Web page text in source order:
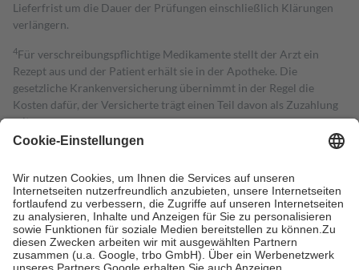
Lieferfrist um die Dauer der Prüfungen einschließlich Klärungen
verlängern.
4Für verschreibungspflichtige Medikamente stellt der Arzt ein
Rezept aus und der Patient erhält sie in der Apotheke. Die
gesetzliche Krankenversicherung übernimmt in der Regel die
Kosten dafür, der Versicherte trägt einen Teil davon als Zuzahlung
mit.
Grundsätzlich leisten Mitglieder Zuzahlungen in Höhe von zehn
höchstens zehn Euro.
Es sind jedoch nie mehr als die tatsächlichen
Kosten der Leistung zu entrichten.
Diese Regeln gelten grundsätzlich auch für Online-Apotheken.
Bei Heilmitteln und häuslicher Krankenpflege beträgt die
Zuzahlung zehn Prozent der Kosten sowie zehn Euro je
Verordnung.